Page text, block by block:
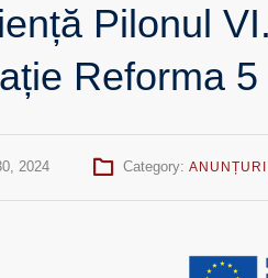
Pilonul
Reforma 5
2024 Category: ANUNȚURI